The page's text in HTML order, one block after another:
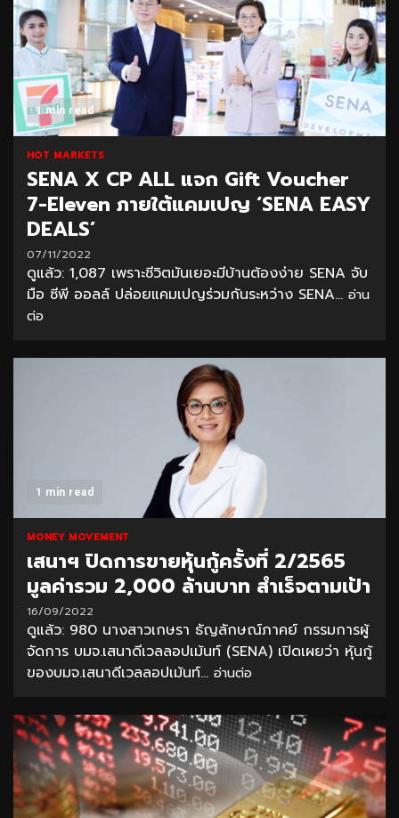
1 min read
HOT MARKETS
SENA X CP ALL แจก Gift Voucher
7-Eleven ภายใต้แคมเปญ ‘SENA EASY
DEALS’
07/11/2022
ดูแล้ว: 1,087 เพราะชีวิตมันเยอะมีบ้านต้องง่าย SENA จับ
มือ ซีพี ออลล์ ปล่อยแคมเปญร่วมกันระหว่าง SENA... อ่าน
ต่อ
1 min read
MONEY MOVEMENT
เสนาฯ ปิดการขายหุ้นกู้ครั้งที่ 2/2565
มูลค่ารวม 2,000 ล้านบาท สำเร็จตามเป้า
16/09/2022
ดูแล้ว: 980 นางสาวเกษรา ธัญลักษณ์ภาคย์ กรรมการผู้
จัดการ บมจ.เสนาดีเวลลอปเม้นท์ (SENA) เปิดเผยว่า หุ้นกู้
ของบมจ.เสนาดีเวลลอปเม้นท์... อ่านต่อ